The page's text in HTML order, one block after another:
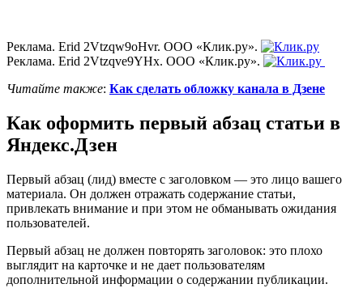
Реклама. Erid 2Vtzqw9oHvr. ООО «Клик.ру».
Реклама. Erid 2Vtzqve9YHx. ООО «Клик.ру».
Читайте также: Как сделать обложку канала в Дзене
Как оформить первый абзац статьи в
Яндекс.Дзен
Первый абзац (лид) вместе с заголовком — это лицо вашего
материала. Он должен отражать содержание статьи,
привлекать внимание и при этом не обманывать ожидания
пользователей.
Первый абзац не должен повторять заголовок: это плохо
выглядит на карточке и не дает пользователям
дополнительной информации о содержании публикации.